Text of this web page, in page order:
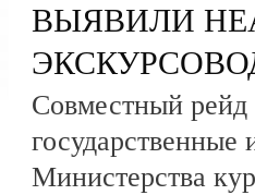
ВЫЯВИЛИ
Совместный рейд
государственные
Министерства